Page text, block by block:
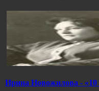
Ирина Новожилова - «10